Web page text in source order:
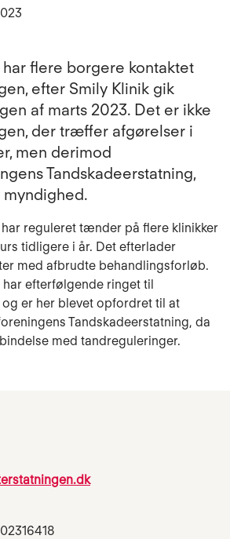
flere borgere kontaktet
efter Smily Klinik gik
af marts 2023. Det er ikke
der træffer afgørelser i
men derimod
Tandskadeerstatning,
har reguleret tænder på flere klinikker
tidligere i år. Det efterlader
med afbrudte behandlingsforløb.
har efterfølgende ringet til
er her blevet opfordret til at
Tandskadeerstatning, da
med tandreguleringer.